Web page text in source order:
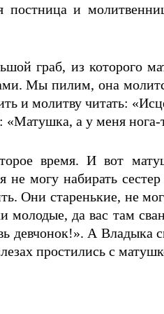
и
граб, из которого
Мы пилим, она
и молитву читать:
а у меня нога-
время. И вот
могу набирать
Они старенькие, не
молодые, да вас там
девчонок!». А
простились с